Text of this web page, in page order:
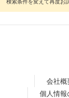
会社概
個人情報